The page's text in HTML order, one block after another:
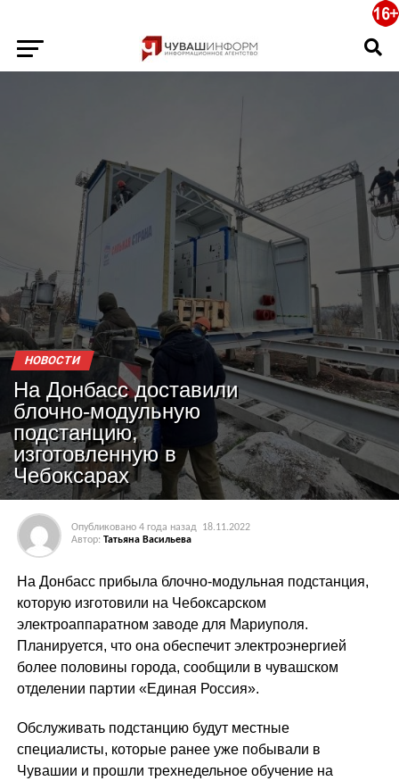
НОВОСТИ
На Донбасс доставили
блочно-модульную
подстанцию,
изготовленную в
Чебоксарах
Опубликовано 4 года назад
18.11.2022
Автор: Татьяна Васильева
На Донбасс прибыла блочно-модульная подстанция,
которую изготовили на Чебоксарском
электроаппаратном заводе для Мариуполя.
Планируется, что она обеспечит электроэнергией
более половины города, сообщили в чувашском
отделении партии «Единая Россия».
Обслуживать подстанцию будут местные
специалисты, которые ранее уже побывали в
Чувашии и прошли трехнедельное обучение на